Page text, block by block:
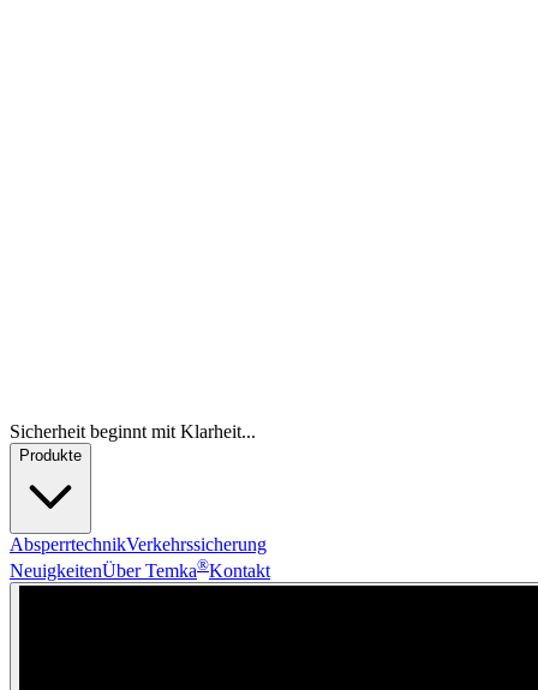
Sicherheit beginnt mit Klarheit...
Produkte
AbsperrtechnikVerkehrssicherung
NeuigkeitenÜber Temka®Kontakt